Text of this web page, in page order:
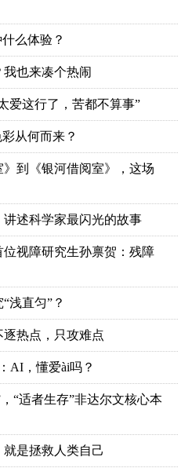
么体验？
也来凑个热闹
爱这行了，苦都不算事”
从何而来？
到《银河借阅室》，这场
述科学家最闪光的故事
视障研究生孙禀贺：残障
浅直匀”？
热点，只攻难点
AI，懂爱ài吗？
“适者生存”非达尔文核心本
是拯救人类自己